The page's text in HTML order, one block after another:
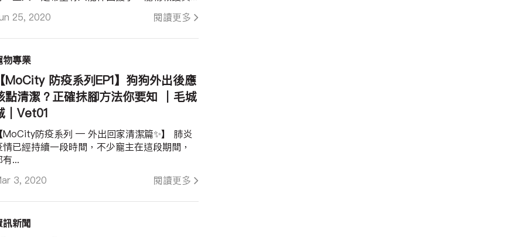
25, 2020 閱讀更多
物專業
MoCity 防疫系列EP1】狗狗外出後應
點清潔？正確抹腳方法你要知 ｜毛城
｜Vet01
3, 2020 閱讀更多
MoCity防疫系列 — 外出回家清潔篇✨】 肺炎
情已經持續一段時間，不少寵主在這段期間，
有...
訊新聞